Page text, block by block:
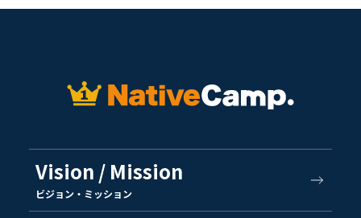
Vision / Mission
ビジョン・ミッション